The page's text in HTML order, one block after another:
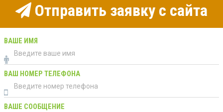
Отправить заявку с сайта
ВАШЕ ИМЯ
ВАШ НОМЕР ТЕЛЕФОНА
ВАШЕ СООБЩЕНИЕ